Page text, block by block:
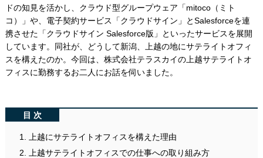
ドの知見を活かし、クラウド型グループウェア「mitoco（ミト
コ）」や、電子契約サービス「クラウドサイン」とSalesforceを連
携させた「クラウドサイン Salesforce版」といったサービスを展開
しています。同社が、どうして新潟、上越の地にサテライトオフィ
スを構えたのか。今回は、株式会社テラスカイの上越サテライトオ
フィスに勤務するお二人にお話を伺いました。
目次
上越にサテライトオフィスを構えた理由
上越サテライトオフィスでの仕事への取り組み方